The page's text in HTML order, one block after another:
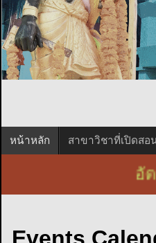
หน้าหลัก สาขาวิชาที่เปิดสอ
อัต